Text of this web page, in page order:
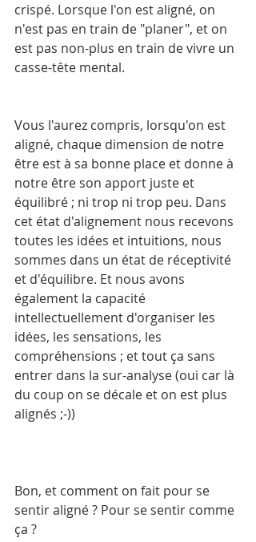
crispé. Lorsque l'on est aligné, on
n'est pas en train de "planer", et on
est pas non-plus en train de vivre un
casse-tête mental.
Vous l'aurez compris, lorsqu'on est
aligné, chaque dimension de notre
être est à sa bonne place et donne à
notre être son apport juste et
équilibré ; ni trop ni trop peu. Dans
cet état d'alignement nous recevons
toutes les idées et intuitions, nous
sommes dans un état de réceptivité
et d'équilibre. Et nous avons
également la capacité
intellectuellement d'organiser les
idées, les sensations, les
compréhensions ; et tout ça sans
entrer dans la sur-analyse (oui car là
du coup on se décale et on est plus
alignés ;-))
Bon, et comment on fait pour se
sentir aligné ? Pour se sentir comme
ça ?